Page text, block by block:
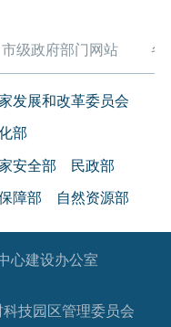
市级政府部门网站 各
发展和改革委员会
部
安全部 民政部
障部 自然资源部
通运输部 水利部
部
心建设办公室
技园区管理委员会